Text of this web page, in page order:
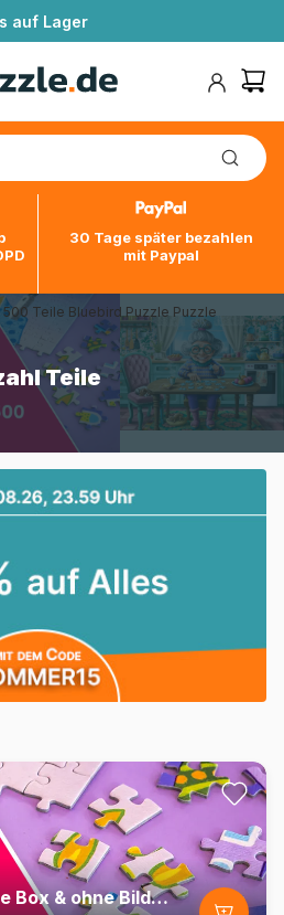
auf Lager
30 Tage später bezahlen
mit Paypal
500 Teile Bluebird Puzzle Puzzle
Teile
Mystery Puzzle ohne Box & ohne Bild - Beutel mit 1000 Teilen